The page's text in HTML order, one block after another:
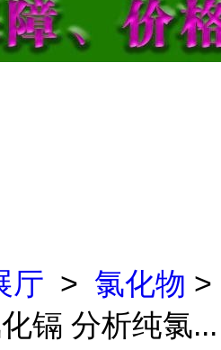
厅 > 氯化物 >
镉 分析纯氯...